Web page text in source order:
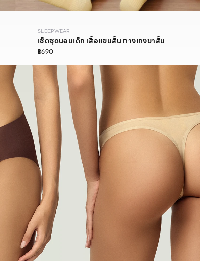
SLEEPWEAR
เซ็ตชุดนอนเด็ก เสื้อแขนสั้น กางเกงขาสั้น
฿690